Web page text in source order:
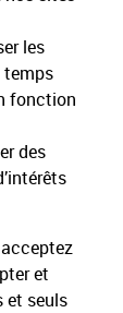
les
temps
fonction
des
et
et seuls